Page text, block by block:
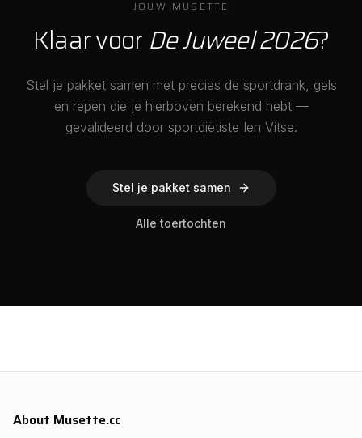
JOUW MUSETTE
Klaar voor De Juweel 2026?
Stel je pakket samen met precies de sportdrank, gels
en repen die je hierboven berekend hebt —
gevalideerd door sportdiëtiste Ien Vitse.
Stel je pakket samen
Alle toertochten
About Musette.cc